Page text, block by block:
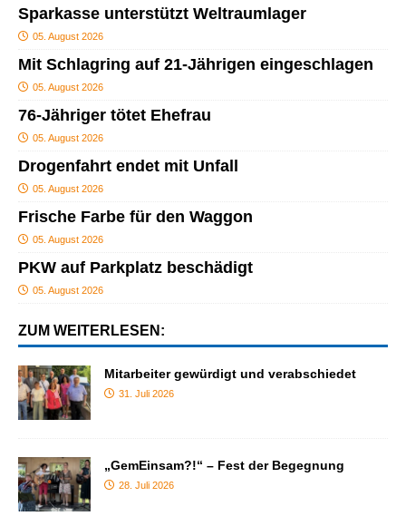
Sparkasse unterstützt Weltraumlager
05. August 2026
Mit Schlagring auf 21-Jährigen eingeschlagen
05. August 2026
76-Jähriger tötet Ehefrau
05. August 2026
Drogenfahrt endet mit Unfall
05. August 2026
Frische Farbe für den Waggon
05. August 2026
PKW auf Parkplatz beschädigt
05. August 2026
ZUM WEITERLESEN:
Mitarbeiter gewürdigt und verabschiedet
31. Juli 2026
„GemEinsam?!“ – Fest der Begegnung
28. Juli 2026